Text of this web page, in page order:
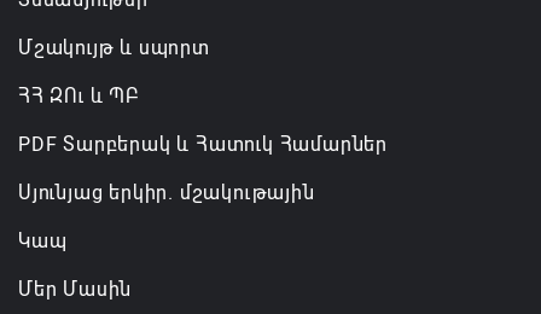
Մշակույթ և սպորտ
ՀՀ ԶՈւ և ՊԲ
PDF Տարբերակ և Հատուկ Համարներ
Սյունյաց երկիր. մշակութային
Կապ
Մեր Մասին